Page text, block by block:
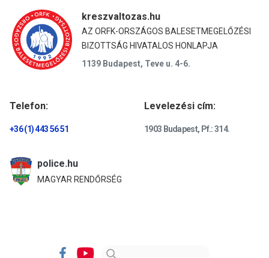
kreszvaltozas.hu
AZ ORFK-ORSZÁGOS BALESETMEGELŐZÉSI
BIZOTTSÁG HIVATALOS HONLAPJA
1139 Budapest, Teve u. 4-6.
Telefon:
+36 (1) 443 56 51
Levelezési cím:
1903 Budapest, Pf.: 314.
police.hu
MAGYAR RENDŐRSÉG